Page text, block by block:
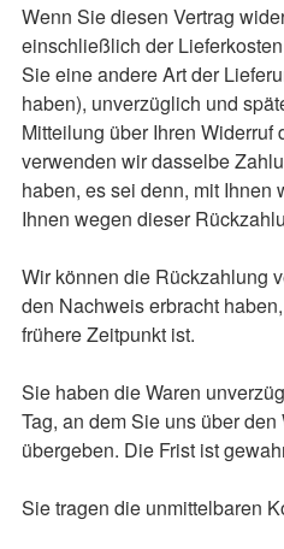
Wenn Sie diesen Vertrag
einschließlich der
Sie eine andere Art der
haben), unverzüglich und
Mitteilung über Ihren
verwenden wir dasselbe
haben, es sei denn, mit
Ihnen wegen dieser
Wir können die Rückzahlung
den Nachweis erbracht
frühere Zeitpunkt ist.
Sie haben die Waren
Tag, an dem Sie uns über
übergeben. Die Frist ist
Sie tragen die unmittelbaren